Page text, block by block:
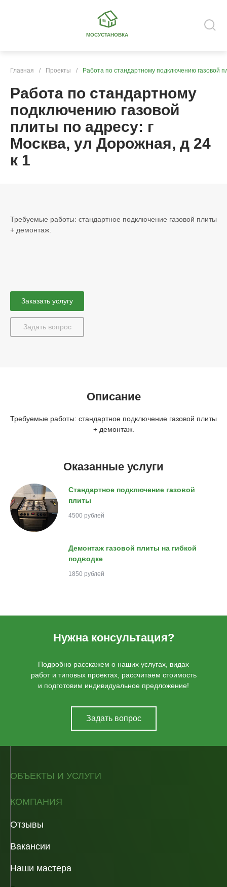
МОСУСТАНОВКА
Главная / Проекты / Работа по стандартному подключению газовой
Работа по стандартному
подключению газовой
плиты по адресу: г
Москва, ул Дорожная, д 24
к 1
Требуемые работы: стандартное подключение газовой плиты
+ демонтаж.
Заказать услугу
Задать вопрос
Описание
Требуемые работы: стандартное подключение газовой плиты
+ демонтаж.
Оказанные услуги
Стандартное подключение газовой
плиты
4500 рублей
Демонтаж газовой плиты на гибкой
подводке
1850 рублей
Нужна консультация?
Подробно расскажем о наших услугах, видах
работ и типовых проектах, рассчитаем стоимость
и подготовим индивидуальное предложение!
Задать вопрос
ОБЪЕКТЫ И УСЛУГИ
КОМПАНИЯ
Отзывы
Вакансии
Наши мастера